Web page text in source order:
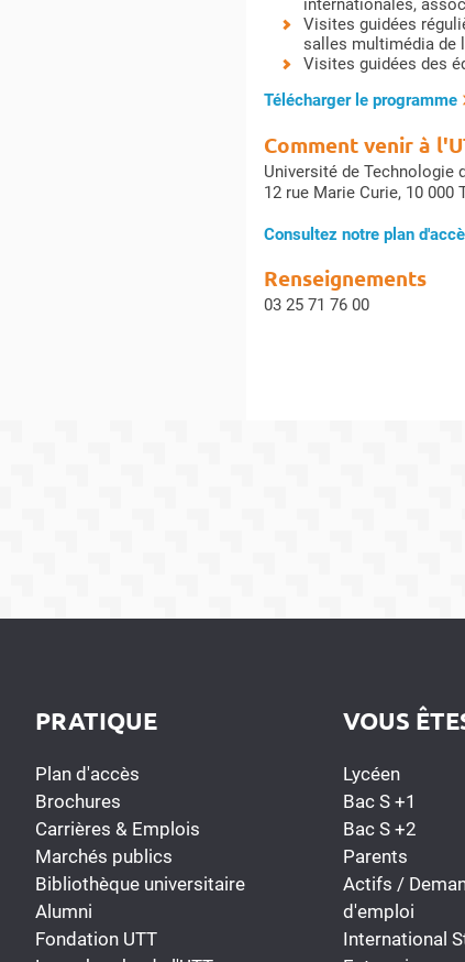
internationales,
Visites guidées
salles multimédia de
Visites guidées des
Télécharger le programme
Comment venir à
Université de Technologie
12 rue Marie Curie, 10 000
Consultez notre plan
Renseignements
03 25 71 76 00
PRATIQUE
Plan d'accès
Brochures
Carrières & Emplois
Marchés publics
Bibliothèque universitaire
Alumni
Fondation UTT
VOUS
Lycéen
Bac S +1
Bac S +2
Parents
Actifs /
d'emploi
International